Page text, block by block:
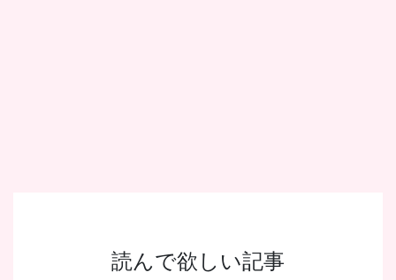
読んで欲しい記事